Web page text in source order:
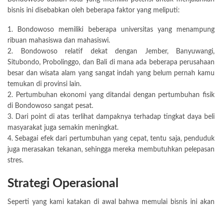
bisnis ini disebabkan oleh beberapa faktor yang meliputi:
1. Bondowoso memiliki beberapa universitas yang menampung
ribuan mahasiswa dan mahasiswi.
2. Bondowoso relatif dekat dengan Jember, Banyuwangi,
Situbondo, Probolinggo, dan Bali di mana ada beberapa perusahaan
besar dan wisata alam yang sangat indah yang belum pernah kamu
temukan di provinsi lain.
2. Pertumbuhan ekonomi yang ditandai dengan pertumbuhan fisik
di Bondowoso sangat pesat.
3. Dari point di atas terlihat dampaknya terhadap tingkat daya beli
masyarakat juga semakin meningkat.
4. Sebagai efek dari pertumbuhan yang cepat, tentu saja, penduduk
juga merasakan tekanan, sehingga mereka membutuhkan pelepasan
stres.
Strategi Operasional
Seperti yang kami katakan di awal bahwa memulai bisnis ini akan